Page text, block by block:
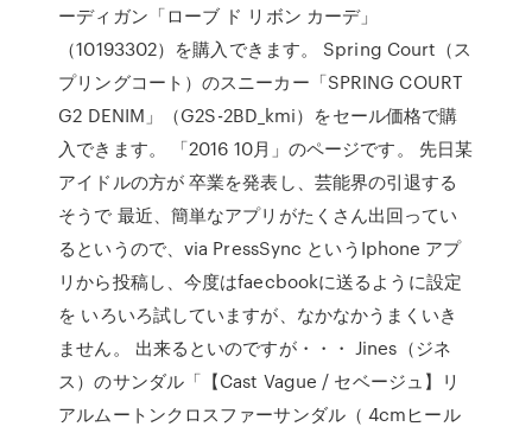
ーディガン「ローブ ド リボン カーデ」
（10193302）を購入できます。 Spring Court（ス
プリングコート）のスニーカー「SPRING COURT
G2 DENIM」（G2S-2BD_kmi）をセール価格で購
入できます。 「2016 10月」のページです。 先日某
アイドルの方が 卒業を発表し、芸能界の引退する
そうで 最近、簡単なアプリがたくさん出回ってい
るというので、via PressSync というIphone アプ
リから投稿し、今度はfaecbookに送るように設定
を いろいろ試していますが、なかなかうまくいき
ません。 出来るといのですが・・・ Jines（ジネ
ス）のサンダル「【Cast Vague / セベージュ】リ
アルムートンクロスファーサンダル（ 4cmヒール